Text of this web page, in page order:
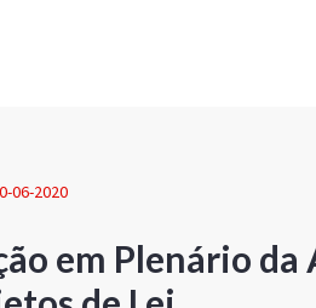
06-2020
em Plenário da